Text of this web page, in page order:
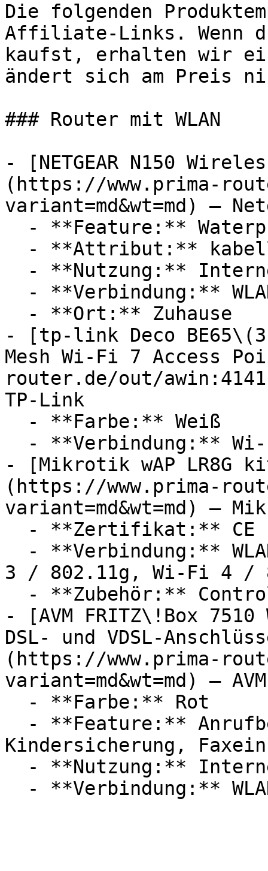
Die folgenden
Affiliate-Links. Wenn
kaufst, erhalten wir
ändert sich am Preis
### Router mit WLAN
- [NETGEAR N150
(https://www.prima-
variant=md&wt=md) —
- [tp-link Deco BE65\(3-
Mesh Wi-Fi 7 Access
router.de/out/
TP-Link
- [Mikrotik wAP LR8G
(https://www.prima-
variant=md&wt=md) —
3 / 802.11g, Wi-Fi 4 /
- [AVM FRITZ\!Box
DSL- und VDSL-
(https://www.prima-
variant=md&wt=md) — AVM
Kindersicherung,